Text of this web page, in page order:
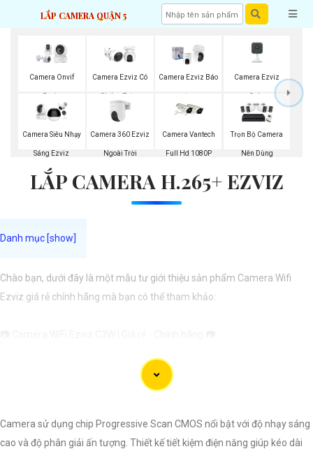
LẮP CAMERA QUẬN 5
Camera Onvif
Ezviz
Camera Ezviz Có
Chống Trộm
Camera Ezviz Báo
Động
Camera Ezviz
Cube
Camera Siêu Nhạy
Sáng Ezviz
Camera 360 Ezviz
Ngoài Trời
Camera Vantech
Full Hd 1080P
Trọn Bộ Camera
Nên Dùng
LẮP CAMERA H.265+ EZVIZ
Chào bạn, dưới đây là một mẫu tư giới thiệu sản phẩm Camera Wifi
Ezviz giá rẻ chính hãng mà bạn có thể tham khảo:
tiết.🔹 Độ phân giải Full HD 1080p, hình ảnh sắc nét, chất lượng cao.🔹
Kết nối không dây qua WiFi, dễ dàng cài đặt và sử dụng.🔹 Hỗ trợ thẻ nhớ
báo chuyển động thông minh, giữ an ninh tốt hơn cho ngôi nhà của bạn.
Camera sử dụng chip Progressive Scan CMOS nổi bật với độ nhạy sáng
cao và độ phân giải ấn tượng. Thiết kế tiết kiệm điện năng giúp kéo dài